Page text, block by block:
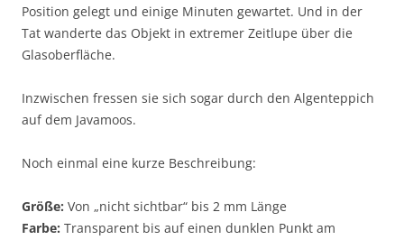
Position gelegt und einige Minuten gewartet. Und in der
Tat wanderte das Objekt in extremer Zeitlupe über die
Glasoberfläche.
Inzwischen fressen sie sich sogar durch den Algenteppich
auf dem Javamoos.
Noch einmal eine kurze Beschreibung:
Größe: Von „nicht sichtbar“ bis 2 mm Länge
Farbe: Transparent bis auf einen dunklen Punkt am